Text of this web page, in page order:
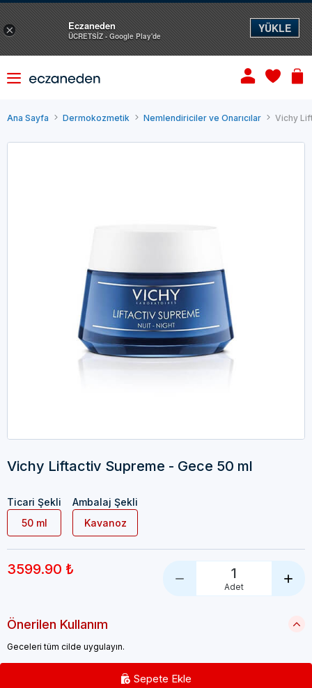
Ana Sayfa Dermokozmetik Nemlendiriciler ve Onarıcılar Vichy
Vichy Liftactiv Supreme - Gece 50 ml
Ticari Şekli
50 ml
Ambalaj Şekli
Kavanoz
3599.90 ₺ 1
Adet
Önerilen Kullanım
Geceleri tüm cilde uygulayın.
Sepete Ekle
× Eczaneden
ÜCRETSİZ - Google Play'de
YÜKLE